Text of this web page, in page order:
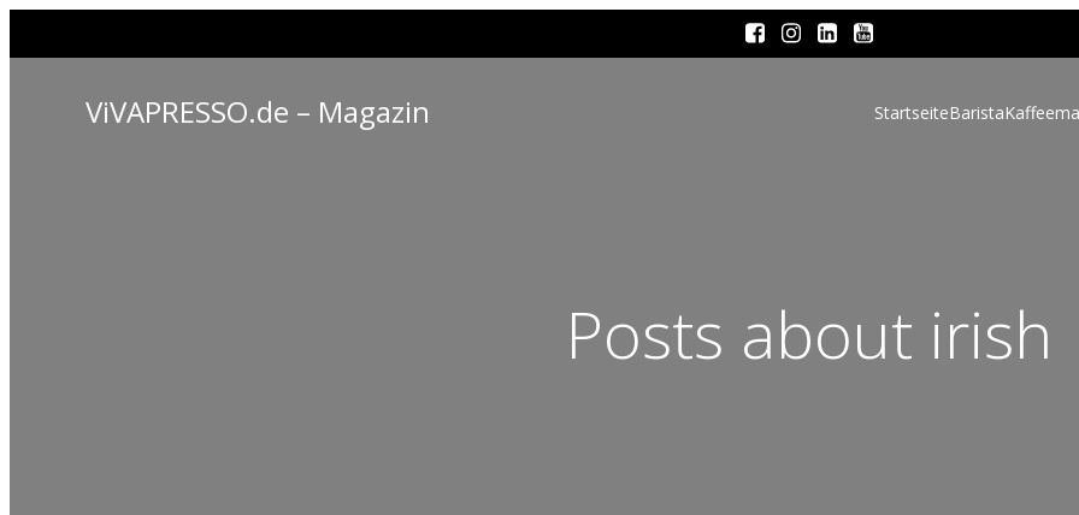
ViVAPRESSO.de – Magazin StartseiteBarista
Posts about irish